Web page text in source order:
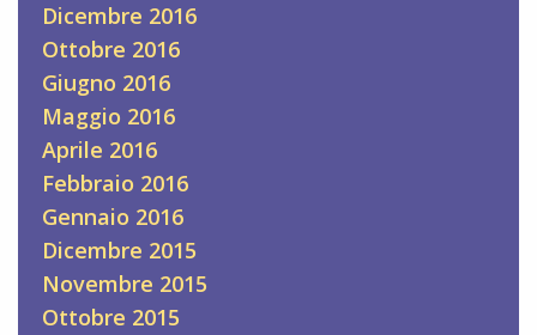
Dicembre 2016
Ottobre 2016
Giugno 2016
Maggio 2016
Aprile 2016
Febbraio 2016
Gennaio 2016
Dicembre 2015
Novembre 2015
Ottobre 2015